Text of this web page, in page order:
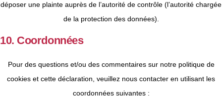
déposer une plainte auprès de l’autorité de contrôle (l’autorité chargée
de la protection des données).
10. Coordonnées
Pour des questions et/ou des commentaires sur notre politique de
cookies et cette déclaration, veuillez nous contacter en utilisant les
coordonnées suivantes :